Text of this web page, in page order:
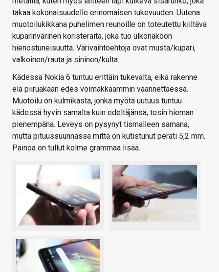
takaa kokonaisuudelle erinomaisen tukevuuden. Uutena
muotoilukikkana puhelimen reunoille on toteutettu kiiltävä
kuparinvärinen koristeraita, joka tuo ulkonäköön
hienostuneisuutta. Värivaihtoehtoja ovat musta/kupari,
valkoinen/rauta ja sininen/kulta.
Kädessä Nokia 6 tuntuu erittäin tukevalta, eikä rakenne
elä piiruakaan edes voimakkaammin väännettäessä.
Muotoilu on kulmikasta, jonka myötä uutuus tuntuu
kädessä hyvin samalta kuin edeltäjänsä, tosin hieman
pienempänä. Leveys on pysynyt tismalleen samana,
mutta pituussuunnassa mitta on kutistunut peräti 5,2 mm.
Painoa on tullut kolme grammaa lisää.